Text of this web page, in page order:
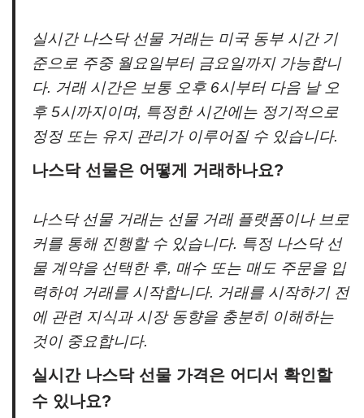
실시간 나스닥 선물 거래는 미국 동부 시간 기
준으로 주중 월요일부터 금요일까지 가능합니
다. 거래 시간은 보통 오후 6시부터 다음 날 오
후 5시까지이며, 특정한 시간에는 정기적으로
정정 또는 유지 관리가 이루어질 수 있습니다.
나스닥 선물은 어떻게 거래하나요?
나스닥 선물 거래는 선물 거래 플랫폼이나 브로
커를 통해 진행할 수 있습니다. 특정 나스닥 선
물 계약을 선택한 후, 매수 또는 매도 주문을 입
력하여 거래를 시작합니다. 거래를 시작하기 전
에 관련 지식과 시장 동향을 충분히 이해하는
것이 중요합니다.
실시간 나스닥 선물 가격은 어디서 확인할
수 있나요?